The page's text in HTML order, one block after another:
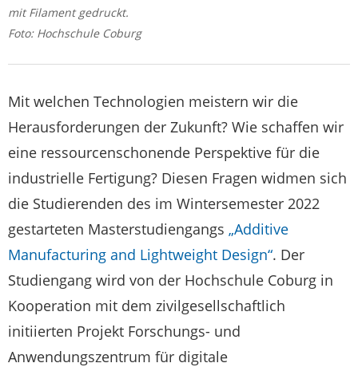
mit Filament gedruckt.
Foto: Hochschule Coburg
Mit welchen Technologien meistern wir die
Herausforderungen der Zukunft? Wie schaffen wir
eine ressourcenschonende Perspektive für die
industrielle Fertigung? Diesen Fragen widmen sich
die Studierenden des im Wintersemester 2022
gestarteten Masterstudiengangs „Additive
Manufacturing and Lightweight Design“. Der
Studiengang wird von der Hochschule Coburg in
Kooperation mit dem zivilgesellschaftlich
initiierten Projekt Forschungs- und
Anwendungszentrum für digitale